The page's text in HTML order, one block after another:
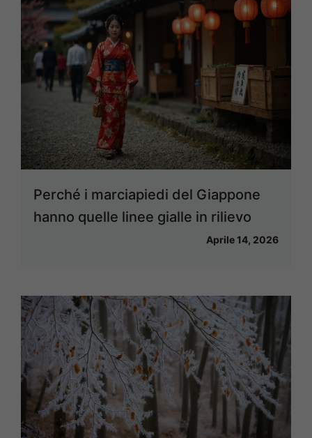
Perché i marciapiedi del Giappone
hanno quelle linee gialle in rilievo
Aprile 14, 2026